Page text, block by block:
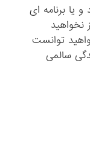
یا برنامه ای
نخواهید
توانست
سالمی